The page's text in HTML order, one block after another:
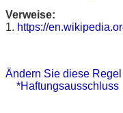
Verweise:
1. https://
Ändern Sie diese Regel
*Haftungsausschluss